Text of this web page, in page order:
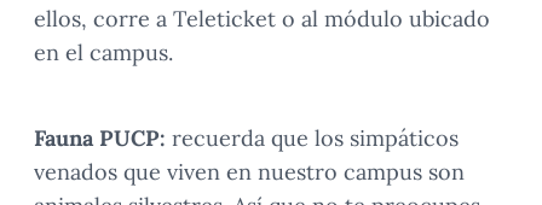
ellos, corre a Teleticket o al módulo ubicado
en el campus.
Fauna PUCP: recuerda que los simpáticos
venados que viven en nuestro campus son